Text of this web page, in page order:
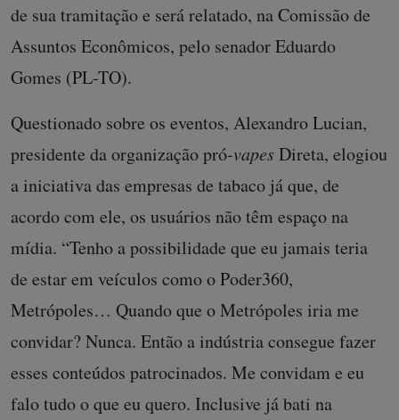
de sua tramitação e será relatado, na Comissão de
Assuntos Econômicos, pelo senador Eduardo
Gomes (PL-TO).
Questionado sobre os eventos, Alexandro Lucian,
presidente da organização pró-vapesDireta, elogiou
a iniciativa das empresas de tabaco já que, de
acordo com ele, os usuários não têm espaço na
mídia. “Tenho a possibilidade que eu jamais teria
de estar em veículos como o Poder360,
Metrópoles… Quando que o Metrópoles iria me
convidar? Nunca. Então a indústria consegue fazer
esses conteúdos patrocinados. Me convidam e eu
falo tudo o que eu quero. Inclusive já bati na